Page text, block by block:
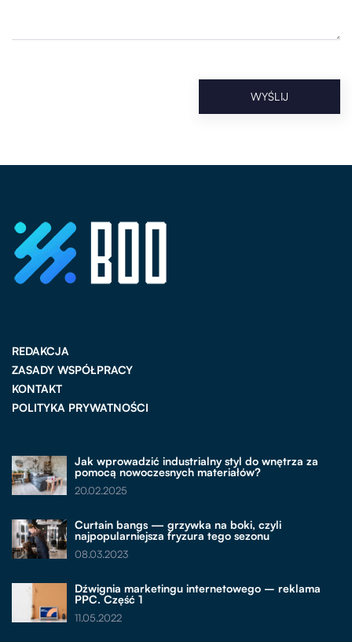
REDAKCJA
ZASADY WSPÓŁPRACY
KONTAKT
POLITYKA PRYWATNOŚCI
Jak wprowadzić industrialny styl do wnętrza za
pomocą nowoczesnych materiałów?
20.02.2025
Curtain bangs — grzywka na boki, czyli
najpopularniejsza fryzura tego sezonu
08.03.2023
Dźwignia marketingu internetowego – reklama
PPC. Część 1
11.05.2022